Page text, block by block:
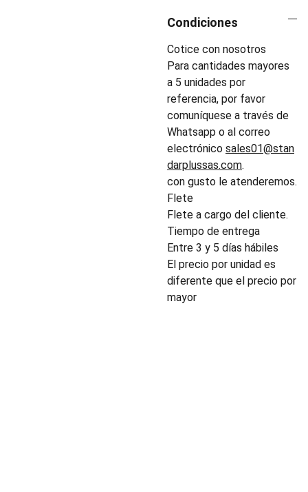
Condiciones
Cotice con nosotros
Para cantidades mayores
a 5 unidades por
referencia, por favor
comuníquese a través de
Whatsapp o al correo
electrónico sales01@stan
darplussas.com.
con gusto le atenderemos.
Flete
Flete a cargo del cliente.
Tiempo de entrega
Entre 3 y 5 días hábiles
El precio por unidad es
diferente que el precio por
mayor